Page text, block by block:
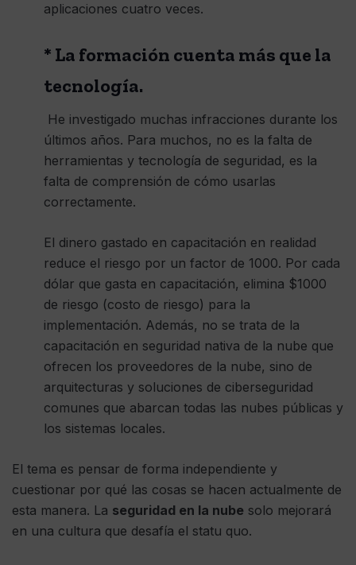
aplicaciones cuatro veces.
* La formación cuenta más que la
tecnología.
He investigado muchas infracciones durante los
últimos años. Para muchos, no es la falta de
herramientas y tecnología de seguridad, es la
falta de comprensión de cómo usarlas
correctamente.
El dinero gastado en capacitación en realidad
reduce el riesgo por un factor de 1000. Por cada
dólar que gasta en capacitación, elimina $1000
de riesgo (costo de riesgo) para la
implementación. Además, no se trata de la
capacitación en seguridad nativa de la nube que
ofrecen los proveedores de la nube, sino de
arquitecturas y soluciones de ciberseguridad
comunes que abarcan todas las nubes públicas y
los sistemas locales.
El tema es pensar de forma independiente y
cuestionar por qué las cosas se hacen actualmente de
esta manera. La seguridad en la nube solo mejorará
en una cultura que desafía el statu quo.